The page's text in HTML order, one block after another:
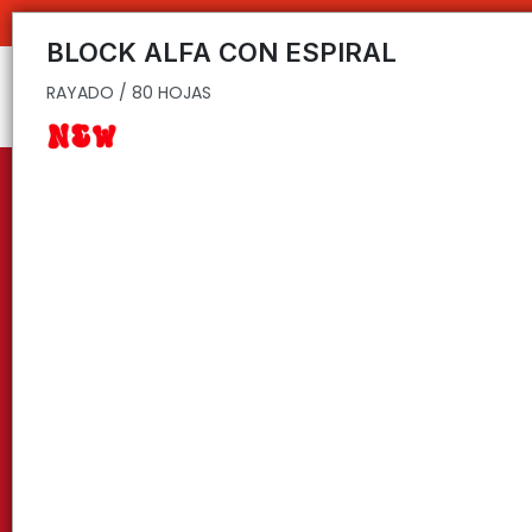
RAYADO / 80 HOJAS
BLOCK ALFA CON ESPIRAL
RAYADO / 80 HOJAS